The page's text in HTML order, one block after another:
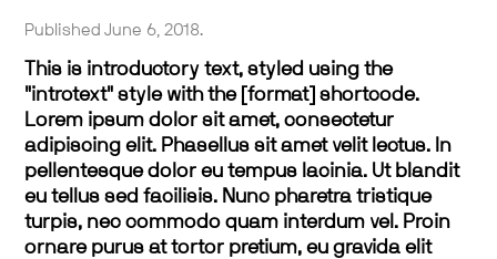
Published June 6, 2018.
This is introductory text, styled using the
"introtext" style with the [format] shortcode.
Lorem ipsum dolor sit amet, consectetur
adipiscing elit. Phasellus sit amet velit lectus. In
pellentesque dolor eu tempus lacinia. Ut blandit
eu tellus sed facilisis. Nunc pharetra tristique
turpis, nec commodo quam interdum vel. Proin
ornare purus at tortor pretium, eu gravida elit